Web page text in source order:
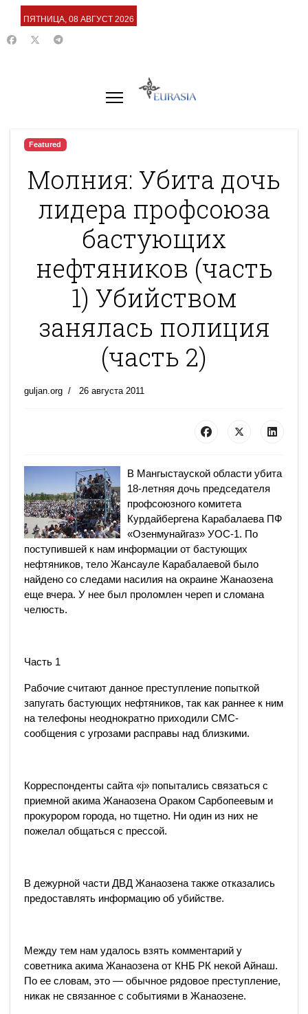
ПЯТНИЦА, 08 АВГУСТ 2026
Featured
Молния: Убита дочь
лидера профсоюза
бастующих
нефтяников (часть
1) Убийством
занялась полиция
(часть 2)
guljan.org 26 августа 2011
В Мангыстауской области убита
18-летняя дочь председателя
профсоюзного комитета
Курдайбергена Карабалаева ПФ
«Озенмунайгаз» УОС-1. По
поступившей к нам информации от бастующих
нефтяников, тело Жансауле Карабалаевой было
найдено со следами насилия на окраине Жанаозена
еще вчера. У нее был проломлен череп и сломана
челюсть.
Часть 1
Рабочие считают данное преступление попыткой
запугать бастующих нефтяников, так как раннее к ним
на телефоны неоднократно приходили СМС-
сообщения с угрозами расправы над близкими.
Корреспонденты сайта «j» попытались связаться с
приемной акима Жанаозена Ораком Сарбопеевым и
прокурором города, но тщетно. Ни один из них не
пожелал общаться с прессой.
В дежурной части ДВД Жанаозена также отказались
предоставлять информацию об убийстве.
Между тем нам удалось взять комментарий у
советника акима Жанаозена от КНБ РК некой Айнаш.
По ее словам, это — обычное рядовое преступление,
никак не связанное с событиями в Жанаозене.